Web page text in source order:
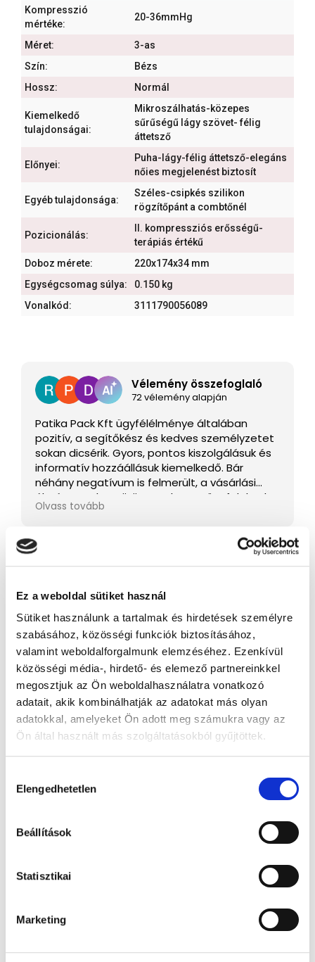
Ez a weboldal sütiket használ
Sütiket használunk a tartalmak és hirdetések személyre
szabásához, közösségi funkciók biztosításához,
valamint weboldalforgalmunk elemzéséhez. Ezenkívül
közösségi média-, hirdető- és elemező partnereinkkel
megosztjuk az Ön weboldalhasználatra vonatkozó
adatait, akik kombinálhatják az adatokat más olyan
adatokkal, amelyeket Ön adott meg számukra vagy az
Ön által használt más szolgáltatásokból gyűjtöttek.
A Google adatkezeléséről:Google adatfelelősségi oldal
kiválasztása
Elengedhetetlen
Beállítások
Statisztikai
Marketing
Kompresszió
mértéke:
20-36mmHg
Méret:
3-as
Szín:
Bézs
Hossz:
Normál
Kiemelkedő
tulajdonságai:
Mikroszálhatás-közepes
sűrűségű lágy szövet- félig
áttetsző
Előnyei:
Puha-lágy-félig áttetsző-elegáns
nőies megjelenést biztosít
Egyéb tulajdonsága:
Széles-csipkés szilikon
rögzítőpánt a combtőnél
Pozicionálás:
II. kompressziós erősségű-
terápiás értékű
Doboz mérete:
220x174x34 mm
Egységcsomag súlya:
0.150 kg
Vonalkód:
3111790056089
Vélemény összefoglaló
72 vélemény alapján
Patika Pack Kft ügyfélélménye általában
pozitív, a segítőkész és kedves személyzetet
sokan dicsérik. Gyors, pontos kiszolgálásuk és
informatív hozzáállásuk kiemelkedő. Bár
néhány negatívum is felmerült, a vásárlási
élmény gyakran örömet okoz az ügyfeleknek.
Olvass tovább
Csak 3-5 csillagos vélemények láthatók
Kapcsolódó termékek
Coton 15-20 Hgmm férfi, szürke-bordázott
db
KOSÁRBA